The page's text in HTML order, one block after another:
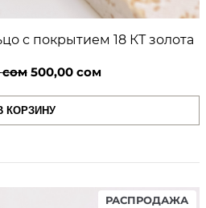
с покрытием 18 КТ золота
сом Первоначальная
цена
составляла
500,00 сомТекущая
цена:
КОРЗИНУ
РАСПРОДАЖА